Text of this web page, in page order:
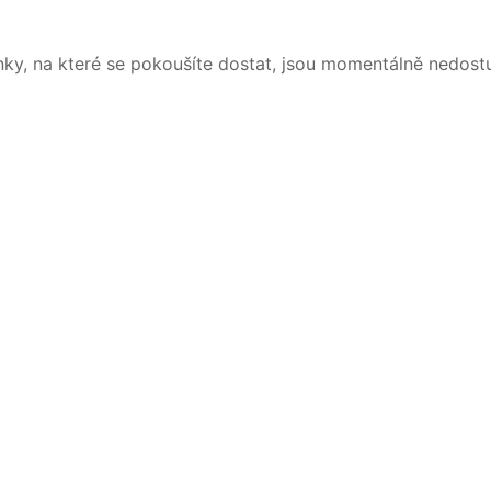
na které se pokoušíte dostat, jsou momentálně